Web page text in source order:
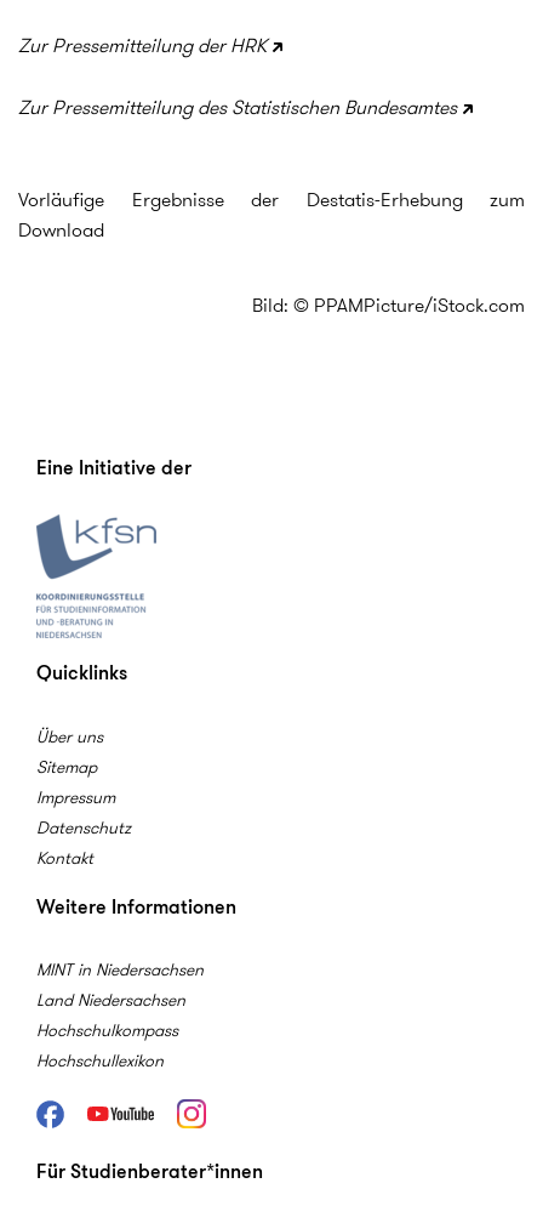
Zur Pressemitteilung der HRK
Zur Pressemitteilung des Statistischen Bundesamtes
Vorläufige Ergebnisse der Destatis-Erhebung zum
Download
Bild: © PPAMPicture/iStock.com
Eine Initiative der
Quicklinks
Über uns
Sitemap
Impressum
Datenschutz
Kontakt
Weitere Informationen
MINT in Niedersachsen
Land Niedersachsen
Hochschulkompass
Hochschullexikon
FacebookYoutube Instagram
Für Studienberater*innen